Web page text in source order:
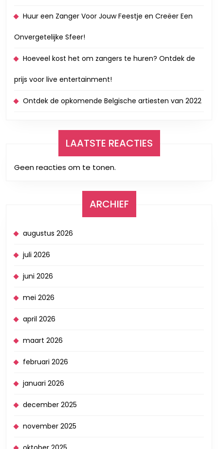
Huur een Zanger Voor Jouw Feestje en Creëer Een
Onvergetelijke Sfeer!
Hoeveel kost het om zangers te huren? Ontdek de
prijs voor live entertainment!
Ontdek de opkomende Belgische artiesten van 2022
LAATSTE REACTIES
Geen reacties om te tonen.
ARCHIEF
augustus 2026
juli 2026
juni 2026
mei 2026
april 2026
maart 2026
februari 2026
januari 2026
december 2025
november 2025